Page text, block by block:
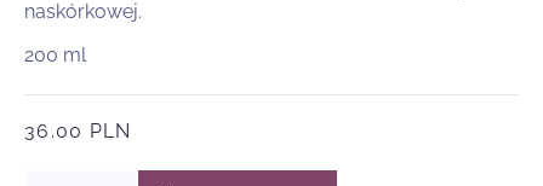
naskórkowej.
200 ml
Cena
36.00 PLN